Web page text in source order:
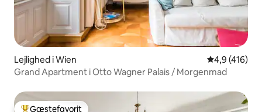
Lejlighed i Wien 4,9 ud af 5 i
4,9 (416)
Grand Apartment i Otto Wagner Palais / Morgenmad
Gæstefavorit